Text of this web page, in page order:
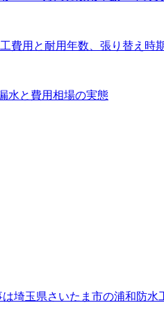
費用と耐用年数、張り替え時
水と費用相場の実態